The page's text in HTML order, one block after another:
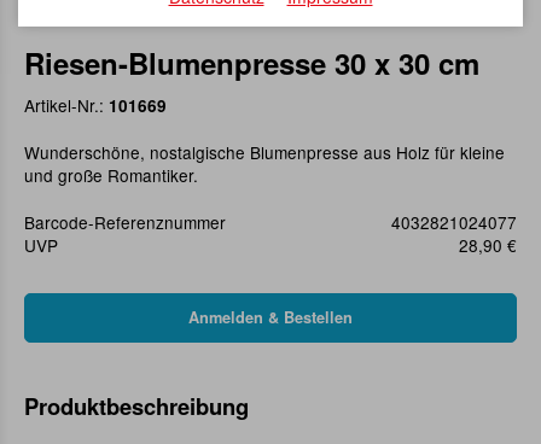
Riesen-Blumenpresse 30 x 30 cm
Artikel-Nr.: 101669
Wunderschöne, nostalgische Blumenpresse aus Holz für kleine
und große Romantiker.
Barcode-Referenznummer
4032821024077
UVP
28,90 €
Produktbeschreibung